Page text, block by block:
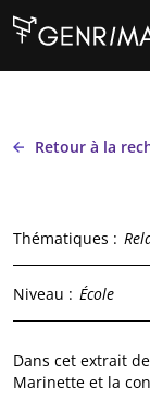
Retour à la
Thématiques :
Niveau : École
Dans cet extrait
Marinette et la